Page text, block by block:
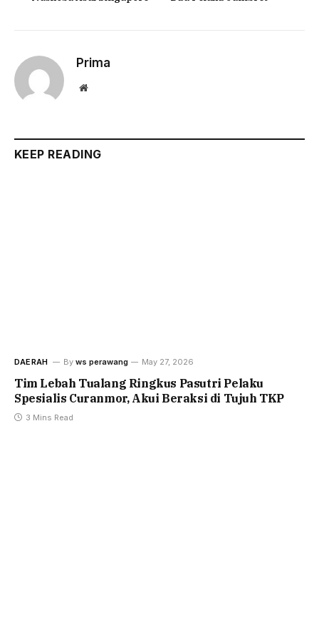
Prima
Website
KEEP READING
DAERAH By ws perawang May 27, 2026
Tim Lebah Tualang Ringkus Pasutri Pelaku
Spesialis Curanmor, Akui Beraksi di Tujuh TKP
3 Mins Read